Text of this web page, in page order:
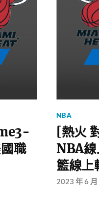
職
NBA
[熱火
NBA
籃線
2023 年 6 月